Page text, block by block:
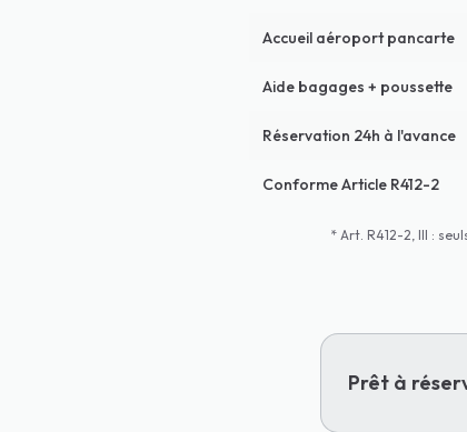
Accueil aéroport pancarte
Aide bagages + poussette
Réservation 24h à l'avance
Conforme Article R412-2
* Art. R412-2, III :
Prêt à